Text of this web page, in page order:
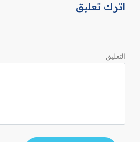
اترك تعليق
التعليق